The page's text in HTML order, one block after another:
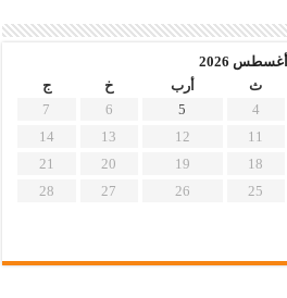
أغسطس 2026
ث أرب خ
ج
4
5
6
7
11
12
13
14
18
19
20
21
25
26
27
28